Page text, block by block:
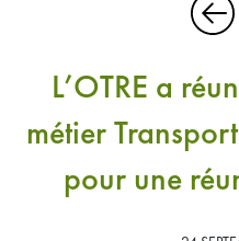
Espace presse
Partenariats
RECHERCHES LES PLUS
Otre Mag
L’OTRE a
métier
pour une